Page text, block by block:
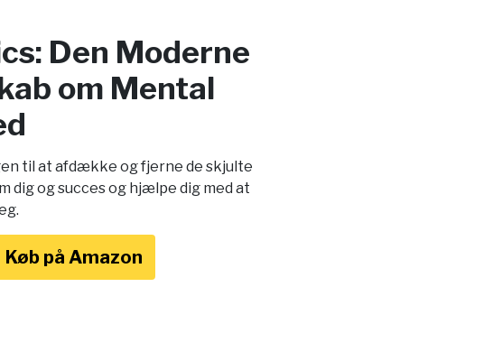
Den Moderne
om Mental
til at afdække og fjerne de skjulte
dig og succes og hjælpe dig med at
Køb på Amazon